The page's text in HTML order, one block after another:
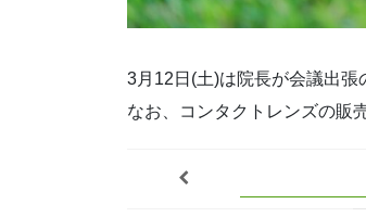
3月12日(土)は院長が会議出張
なお、コンタクトレンズの販